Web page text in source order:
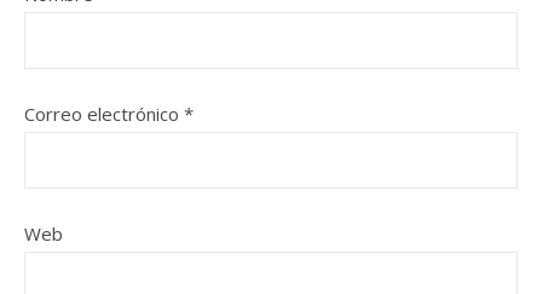
Correo electrónico *
Web